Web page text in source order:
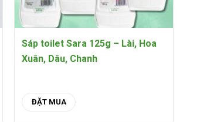
Sáp toilet Sara 125g – Lài, Hoa
Xuân, Dâu, Chanh
ĐẶT MUA